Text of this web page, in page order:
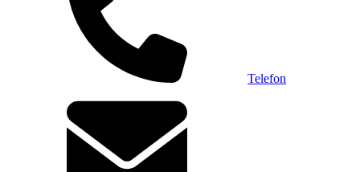
Telefon